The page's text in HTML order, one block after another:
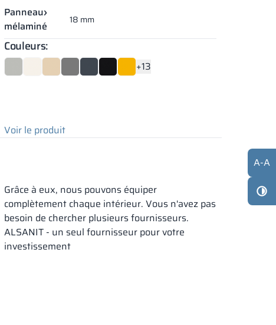
Panneaux
mélaminés
18 mm
Couleurs:
+13
Voir le produit
Grâce à eux, nous pouvons équiper
complètement chaque intérieur. Vous n'avez pas
besoin de chercher plusieurs fournisseurs.
ALSANIT - un seul fournisseur pour votre
investissement
A-A